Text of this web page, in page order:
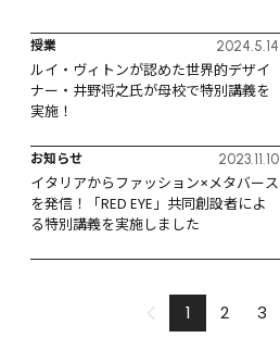
授業 2024.5.14
ルイ・ヴィトンが認めた世界的デザイ
ナー・井野将之氏が母校で特別講義を
実施！
お知らせ 2023.11.10
イタリアからファッション×メタバース
を発信！「RED EYE」共同創設者によ
る特別講義を実施しました
1 2 3